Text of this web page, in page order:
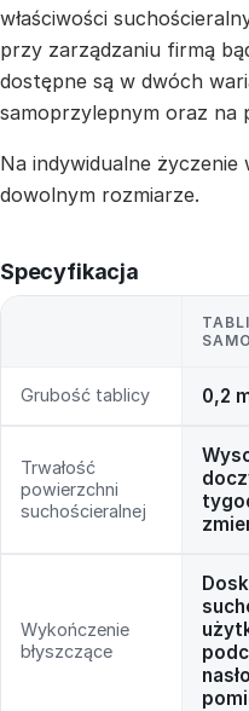
właściwości
przy zarządzaniu firmą
dostępne są w dwóch
samoprzylepnym oraz na
Na indywidualne
dowolnym rozmiarze.
Specyfikacja
Grubość tablicy 0,2
Trwałość
powierzchni
suchościeralnej
Wykończenie
błyszczące